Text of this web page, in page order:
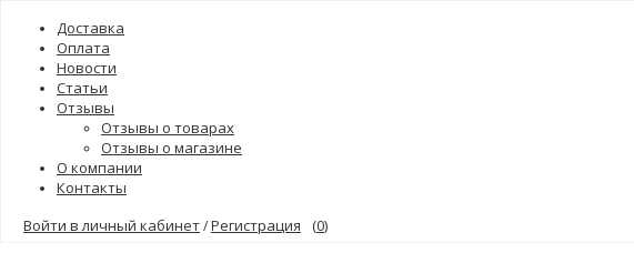
Доставка
Оплата
Новости
Статьи
Отзывы
Отзывы о товарах
Отзывы о магазине
О компании
Контакты
Войти в личный кабинет/Регистрация (0)